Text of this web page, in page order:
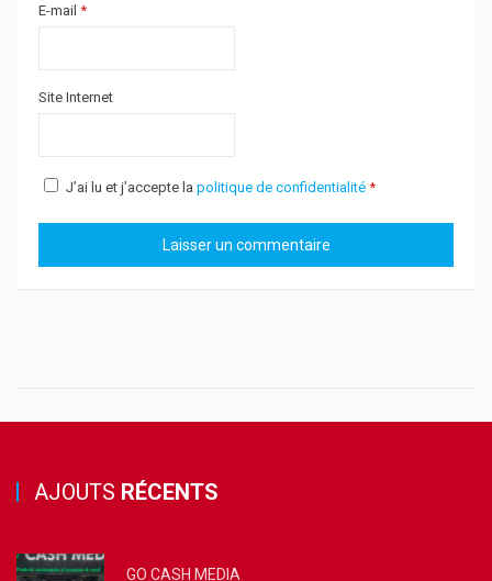
E-mail *
Site Internet
J’ai lu et j’accepte la politique de confidentialité *
AJOUTS RÉCENTS
GO CASH MEDIA